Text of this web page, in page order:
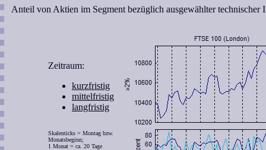
Anteil von Aktien im Segment bezüglich ausgewählter technischer
Zeitraum:
kurzfristig
mittelfristig
langfristig
Skalenticks = Montag bzw.
Monatsbeginn;
1 Monat = ca. 20 Tage